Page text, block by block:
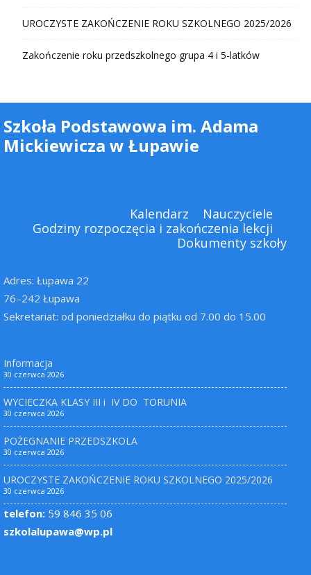
UROCZYSTE ZAKOŃCZENIE ROKU SZKOLNEGO 2025/2026
Zakończenie roku przedszkolnego grupa 4 i 5-latków
Szkoła Podstawowa im. Adama
Mickiewicza w Łupawie
Kalendarz
Nauczyciele
Godziny rozpoczęcia i zakończenia lekcji
Dokumenty szkoły
Adres: Łupawa 22
76–242 Łupawa
Sekretariat: od poniedziałku do piątku od 7.00 do 15.00
Informacja
30 czerwca 2026
WYCIECZKA KLASY III i IV DO TORUNIA
30 czerwca 2026
POŻEGNANIE PRZEDSZKOLA
30 czerwca 2026
UROCZYSTE ZAKOŃCZENIE ROKU SZKOLNEGO 2025/2026
30 czerwca 2026
telefon: 59 846 35 06
szkolalupawa@wp.pl